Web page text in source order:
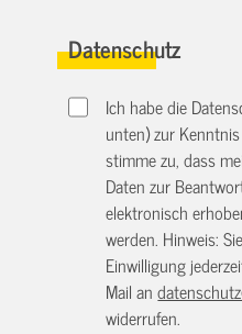
Datenschutz
Ich habe die
unten) zur
stimme zu, dass
Daten zur
elektronisch
werden. Hinweis:
Einwilligung
Mail an
widerrufen.